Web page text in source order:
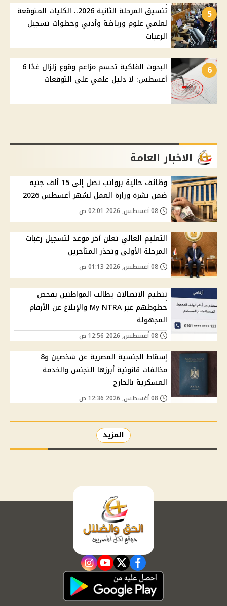
5
تنسيق المرحلة الثانية 2026.. الكليات المتوقعة
لعلمي علوم ورياضة وأدبي وخطوات تسجيل
الرغبات
6
البحوث الفلكية تحسم مزاعم وقوع زلزال غدًا 6
أغسطس: لا دليل علمي على التوقعات
الاخبار العامة
وظائف خالية برواتب تصل إلى 15 ألف جنيه
ضمن نشرة وزارة العمل لشهر أغسطس 2026
التعليم العالي تعلن آخر موعد لتسجيل رغبات
المرحلة الأولى وتحذر المتأخرين
تنظيم الاتصالات يطالب المواطنين بفحص
خطوطهم عبر My NTRA والإبلاغ عن الأرقام
المجهولة
إسقاط الجنسية المصرية عن شخصين و8
مخالفات قانونية أبرزها التجنس والخدمة
العسكرية بالخارج
المزيد
facebook
twitter
youtube
instagram